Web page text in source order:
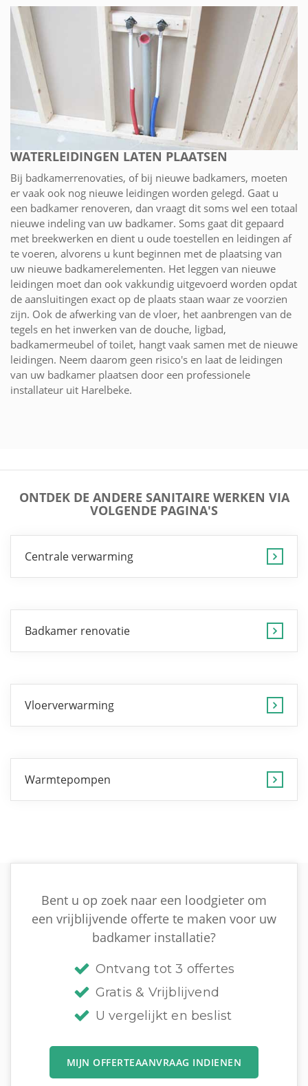
WATERLEIDINGEN LATEN PLAATSEN
Bij badkamerrenovaties, of bij nieuwe badkamers, moeten
er vaak ook nog nieuwe leidingen worden gelegd. Gaat u
een badkamer renoveren, dan vraagt dit soms wel een totaal
nieuwe indeling van uw badkamer. Soms gaat dit gepaard
met breekwerken en dient u oude toestellen en leidingen af
te voeren, alvorens u kunt beginnen met de plaatsing van
uw nieuwe badkamerelementen. Het leggen van nieuwe
leidingen moet dan ook vakkundig uitgevoerd worden opdat
de aansluitingen exact op de plaats staan waar ze voorzien
zijn. Ook de afwerking van de vloer, het aanbrengen van de
tegels en het inwerken van de douche, ligbad,
badkamermeubel of toilet, hangt vaak samen met de nieuwe
leidingen. Neem daarom geen risico's en laat de leidingen
van uw badkamer plaatsen door een professionele
installateur uit Harelbeke.
ONTDEK DE ANDERE SANITAIRE WERKEN VIA
VOLGENDE PAGINA'S
Centrale verwarming
Badkamer renovatie
Vloerverwarming
Warmtepompen
Bent u op zoek naar een loodgieter om
een vrijblijvende offerte te maken voor uw
badkamer installatie?
Ontvang tot 3 offertes
Gratis & Vrijblijvend
U vergelijkt en beslist
MIJN OFFERTEAANVRAAG INDIENEN